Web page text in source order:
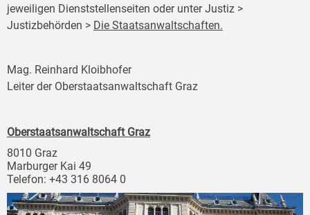
jeweiligen Dienststellenseiten oder unter Justiz >
Justizbehörden > Die Staatsanwaltschaften.
Mag. Reinhard Kloibhofer
Leiter der Oberstaatsanwaltschaft Graz
Oberstaatsanwaltschaft Graz
8010 Graz
Marburger Kai 49
Telefon: +43 316 8064 0